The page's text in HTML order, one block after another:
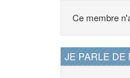
Ce membre
JE PARLE DE